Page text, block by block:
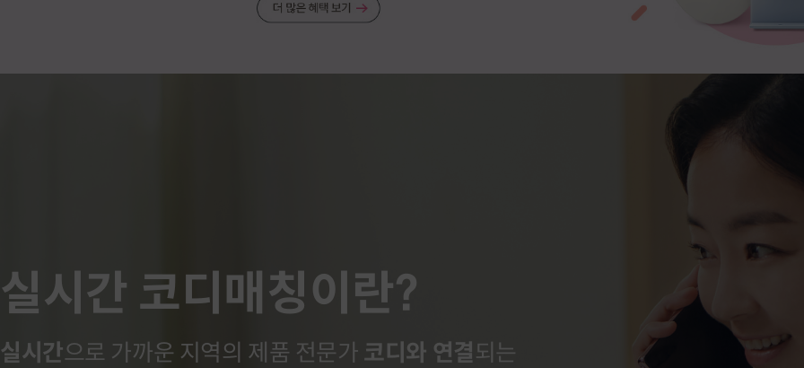
실시간 코디매칭이란?
실시간으로 가까운 지역의 제품 전문가 코디와 연결되는